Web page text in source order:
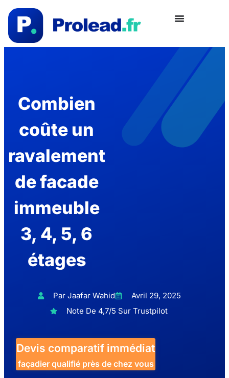
Combien
coûte un
ravalement
de facade
immeuble
3, 4, 5, 6
étages
Par Jaafar Wahid
Avril 29, 2025
Note De 4,7/5 Sur Trustpilot
Devis comparatif immédiat
façadier qualifié près de chez vous